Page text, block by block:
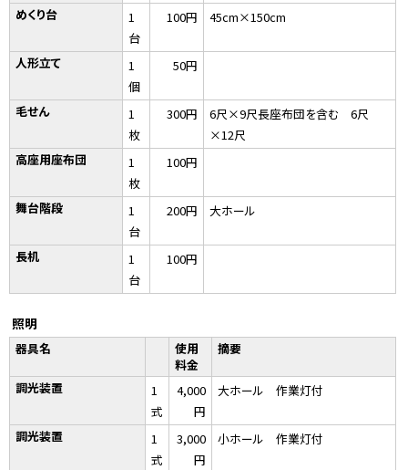
めくり台
1
台
100円 45cm×150cm
人形立て
1
個
50円
毛せん
1
枚
300円
6尺×9尺長座布団を含む 6尺
×12尺
高座用座布団
1
枚
100円
舞台階段
1
台
200円 大ホール
長机
1
台
100円
照明
器具名
使用
料金
摘要
調光装置
1
式
4,000
円
大ホール 作業灯付
調光装置
1
式
3,000
円
小ホール 作業灯付